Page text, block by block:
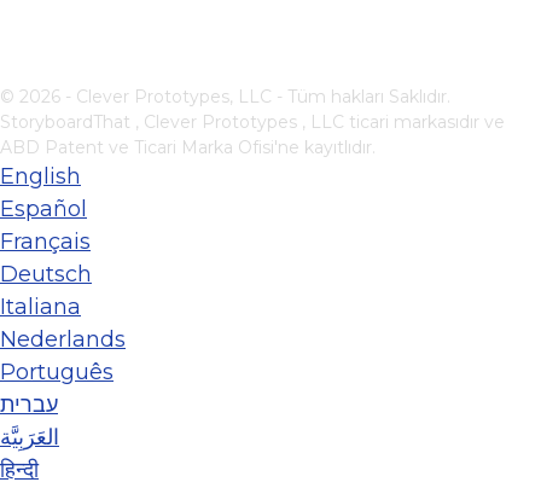
© 2026 - Clever Prototypes, LLC - Tüm hakları Saklıdır.
StoryboardThat , Clever Prototypes , LLC ticari markasıdır ve
ABD Patent ve Ticari Marka Ofisi'ne kayıtlıdır.
English
Español
Français
Deutsch
Italiana
Nederlands
Português
עברית
العَرَبِيَّة
हिन्दी